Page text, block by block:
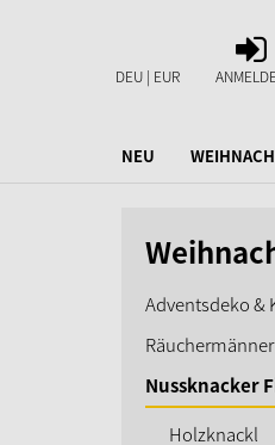
DEU | EUR
NEU
Adventsdeko &
Räuchermänner
Nussknacker
Holzknackl